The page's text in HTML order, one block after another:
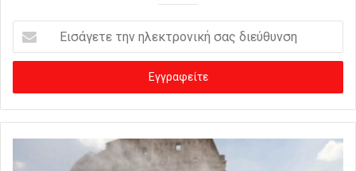
σ
γ
ε
τ